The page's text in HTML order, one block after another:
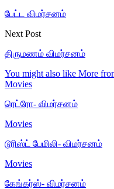
பேட்ட விமர்சனம்
Next Post
திருமணம் விமர்சனம்
You might also like More
Movies
ரெட்ரோ- விமர்சனம்
Movies
டூரிஸ்ட் பேமிலி- விமர்சனம்
Movies
கேங்கர்ஸ்- விமர்சனம்